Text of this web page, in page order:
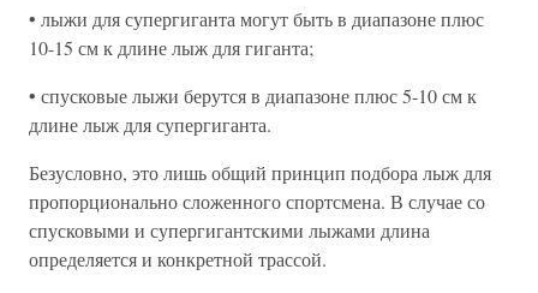
• лыжи для супергиганта могут быть в диапазоне плюс
10-15 см к длине лыж для гиганта;
• спусковые лыжи берутся в диапазоне плюс 5-10 см к
длине лыж для супергиганта.
Безусловно, это лишь общий принцип подбора лыж для
пропорционально сложенного спортсмена. В случае со
спусковыми и супергигантскими лыжами длина
определяется и конкретной трассой.